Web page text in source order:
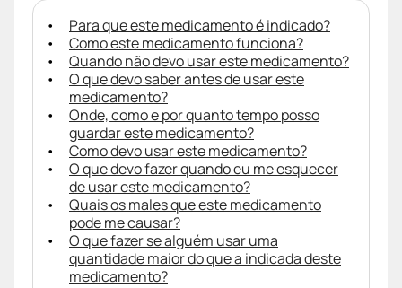
Para que este medicamento é indicado?
Como este medicamento funciona?
Quando não devo usar este medicamento?
O que devo saber antes de usar este
medicamento?
Onde, como e por quanto tempo posso
guardar este medicamento?
Como devo usar este medicamento?
O que devo fazer quando eu me esquecer
de usar este medicamento?
Quais os males que este medicamento
pode me causar?
O que fazer se alguém usar uma
quantidade maior do que a indicada deste
medicamento?